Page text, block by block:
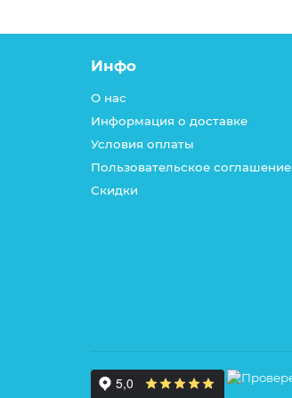
Инфо
О нас
Информация о доставке
Условия оплаты
Пользовательское соглашение
Скидки